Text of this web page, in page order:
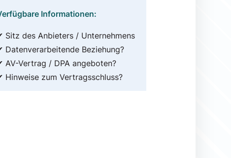
Informationen:
Sitz des Anbieters / Unternehmens
Datenverarbeitende Beziehung?
AV-Vertrag / DPA angeboten?
Hinweise zum Vertragsschluss?